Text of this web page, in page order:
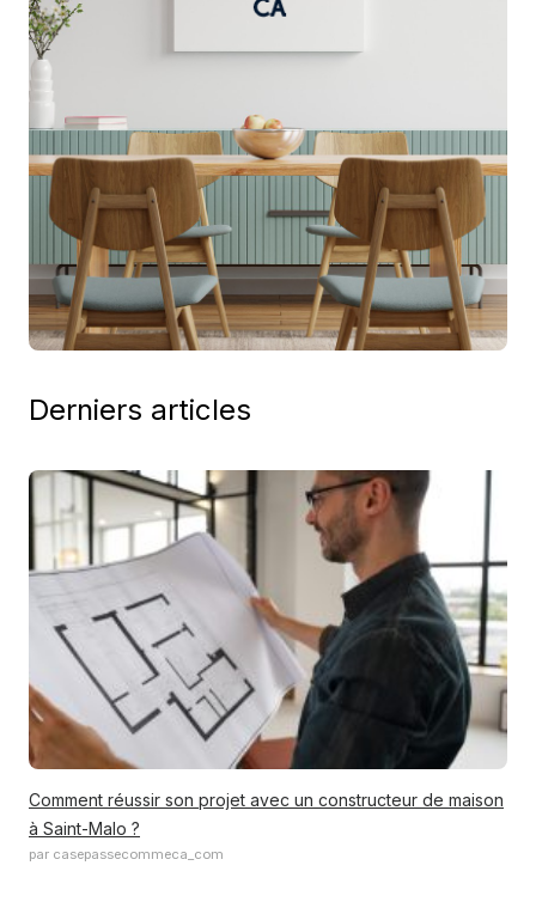
Derniers articles
Comment réussir son projet avec un constructeur de maison
à Saint-Malo ?
par casepassecommeca_com